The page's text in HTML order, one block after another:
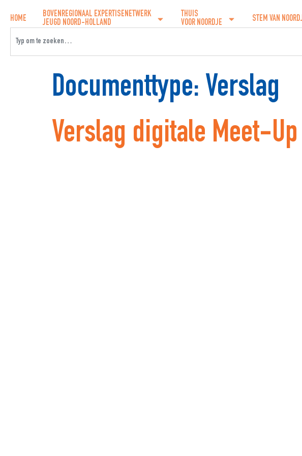
HOME
BOVENREGIONAAL EXPERTISENETWERK
JEUGD NOORD-HOLLAND
THUIS
VOOR NOORDJE
STEM VAN
Documenttype: Verslag
Verslag digitale Meet-